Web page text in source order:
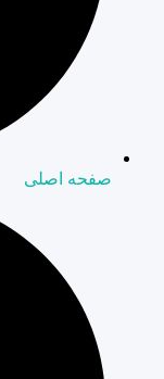
صفحه اصلی